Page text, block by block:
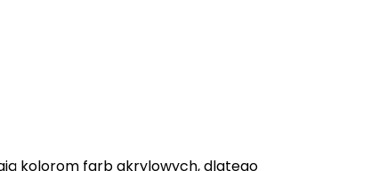
kolorom farb akrylowych, dlatego